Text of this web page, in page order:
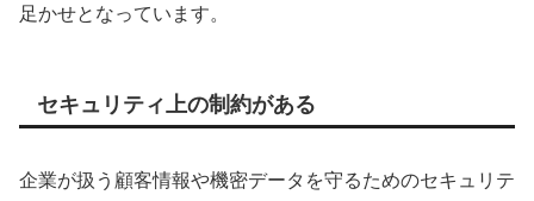
足かせとなっています。
セキュリティ上の制約がある
企業が扱う顧客情報や機密データを守るためのセキュリテ